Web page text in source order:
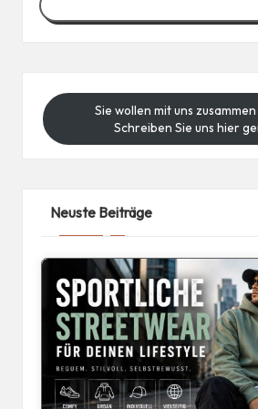
Sie wollen mit uns
Schreiben Sie uns hier
Neuste Beiträge